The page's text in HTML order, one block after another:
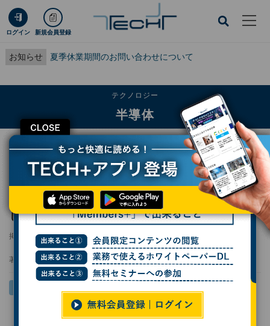
ログイン 新規会員登録
お知らせ 夏季休業期間のお問い合わせについて
CLOSE
テクノロジー
半導体
TECH+ テクノロジー
半導体
ウェハからセンサまでの製造プロセスを横断した最適化デジタルツインを開発
ウェハからセンサまでの製造プロセスを横断
した最適化デジタルツインを開発
掲載日 2025/03/25 15:58
著者： 波留久泉